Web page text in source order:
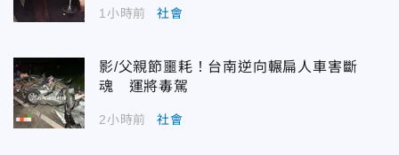
1小時前 社會
影/父親節噩耗！台南逆向輾扁人車害斷
魂 運將毒駕
2小時前 社會